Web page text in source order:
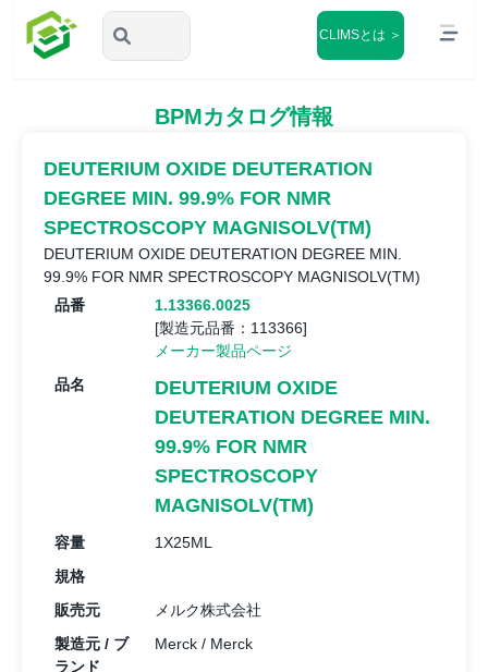
CLIMSとは ＞
BPMカタログ情報
DEUTERIUM OXIDE DEUTERATION
DEGREE MIN. 99.9% FOR NMR
SPECTROSCOPY MAGNISOLV(TM)
DEUTERIUM OXIDE DEUTERATION DEGREE MIN.
99.9% FOR NMR SPECTROSCOPY MAGNISOLV(TM)
品番
1.13366.0025
[製造元品番：113366]
メーカー製品ページ
品名
DEUTERIUM OXIDE
DEUTERATION DEGREE MIN.
99.9% FOR NMR
SPECTROSCOPY
MAGNISOLV(TM)
容量
1X25ML
規格
販売元
メルク株式会社
製造元 / ブ
ランド
Merck / Merck